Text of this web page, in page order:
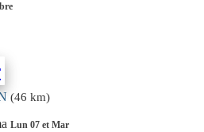
(46 km)
Lun 07 et Mar